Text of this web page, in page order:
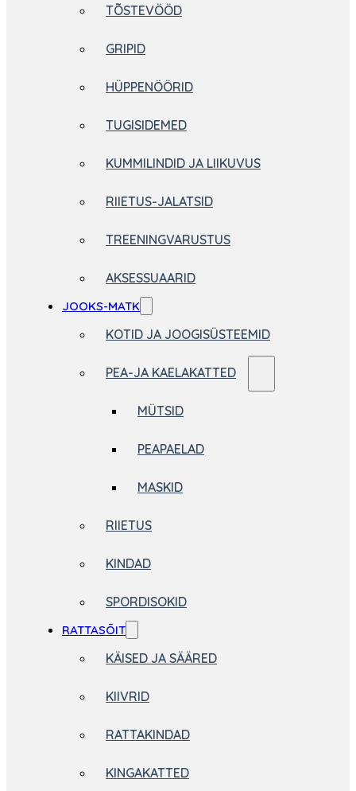
TÕSTEVÖÖD
GRIPID
HÜPPENÖÖRID
TUGISIDEMED
KUMMILINDID JA LIIKUVUS
RIIETUS-JALATSID
TREENINGVARUSTUS
AKSESSUAARID
JOOKS-MATK
KOTID JA JOOGISÜSTEEMID
PEA-JA KAELAKATTED
MÜTSID
PEAPAELAD
MASKID
RIIETUS
KINDAD
SPORDISOKID
RATTASÕIT
KÄISED JA SÄÄRED
KIIVRID
RATTAKINDAD
KINGAKATTED